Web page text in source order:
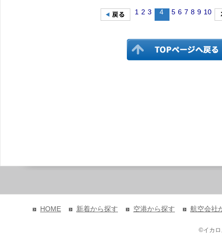
1 2 3 4 5 6 7 8 9 10
HOME 新着から探す 空港から探す 航空会社
©イカ